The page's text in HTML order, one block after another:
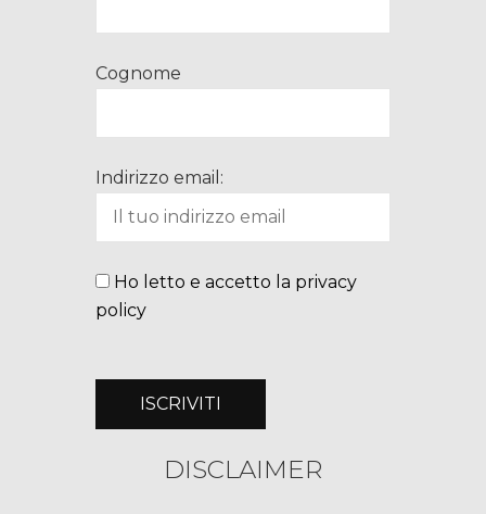
Cognome
Indirizzo email:
Ho letto e accetto la privacy
policy
DISCLAIMER